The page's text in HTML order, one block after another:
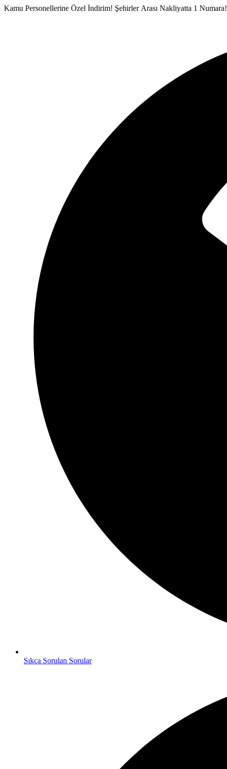
İçeriğe
Kamu Personellerine Özel İndirim! Şehirler Arası Nakliyatta 1 Numara!
Sıkça Sorulan Sorular